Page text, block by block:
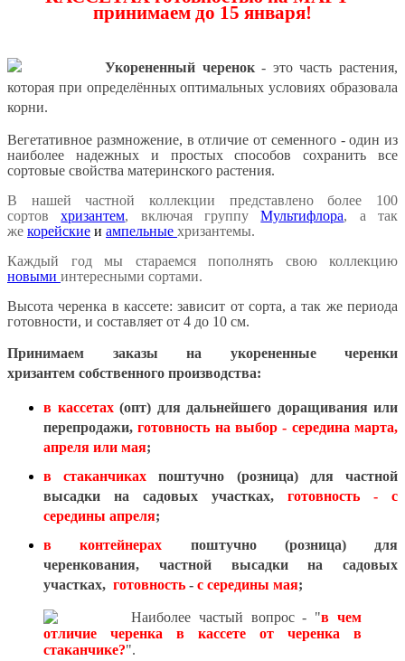
принимаем до 15 января!
Укорененный черенок- это часть растения,
которая при определённых оптимальных условиях образовала
корни.
Вегетативное размножение, в отличие от семенного - один из
наиболее надежных и простых способов сохранить все
сортовые свойства материнского растения.
В нашей частной коллекции представлено более 100
сортовхризантем, включая группуМультифлора, а так
же корейские и ампельные хризантемы.
Каждый год мы стараемся пополнять свою коллекцию
новыми интересными сортами.
Высота черенка в кассете: зависит от сорта, а так же периода
готовности, и составляет от 4 до 10 см.
Принимаем заказы на укорененные черенки
хризантем собственного производства:
в кассетах(опт) для дальнейшего доращивания или
перепродажи,готовность на выбор - середина марта,
апреля или мая;
в стаканчиках поштучно (розница) для частной
высадки на садовых участках, готовность - с
середины апреля;
в контейнерах поштучно (розница) для
черенкования, частной высадки на садовых
участках, готовность - с середины мая;
Наиболее частый вопрос - "в чем
отличие черенка в кассете от черенка в
стаканчике?".